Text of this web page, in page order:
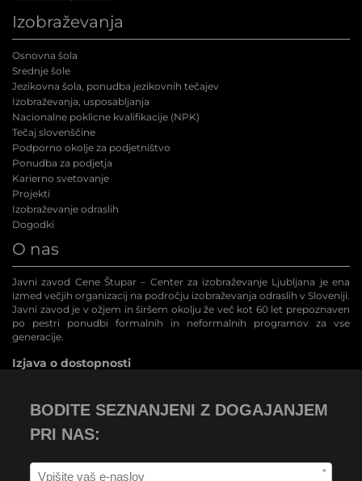
Izobraževanja
Osnovna šola
Srednje šole
Jezikovna šola, ponudba jezikovnih tečajev
Izobraževanja, usposabljanja
Nacionalne poklicne kvalifikacije (NPK)
Tečaj slovenščine
Podporno okolje za podjetništvo
Ponudba za podjetja
Karierno svetovanje
Projekti
Izobraževanje odraslih
Dogodki
O nas
Javni zavod Cene Štupar – Center za izobraževanje Ljubljana je ena
izmed večjih organizacij na področju izobraževanja odraslih v Sloveniji.
Javni zavod je v ožjem in širšem okolju že več kot 60 let prepoznaven
po pestri ponudbi formalnih in neformalnih programov za vse
generacije.
Izjava o dostopnosti
BODITE SEZNANJENI Z DOGAJANJEM
PRI NAS:
*